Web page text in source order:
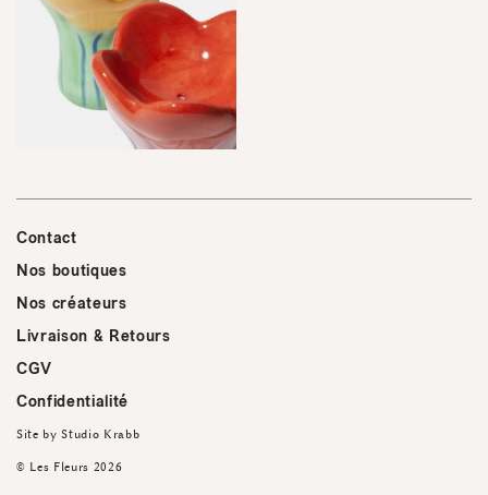
Contact
Nos boutiques
Nos créateurs
Livraison & Retours
CGV
Confidentialité
Site byStudio Krabb
© Les Fleurs 2026